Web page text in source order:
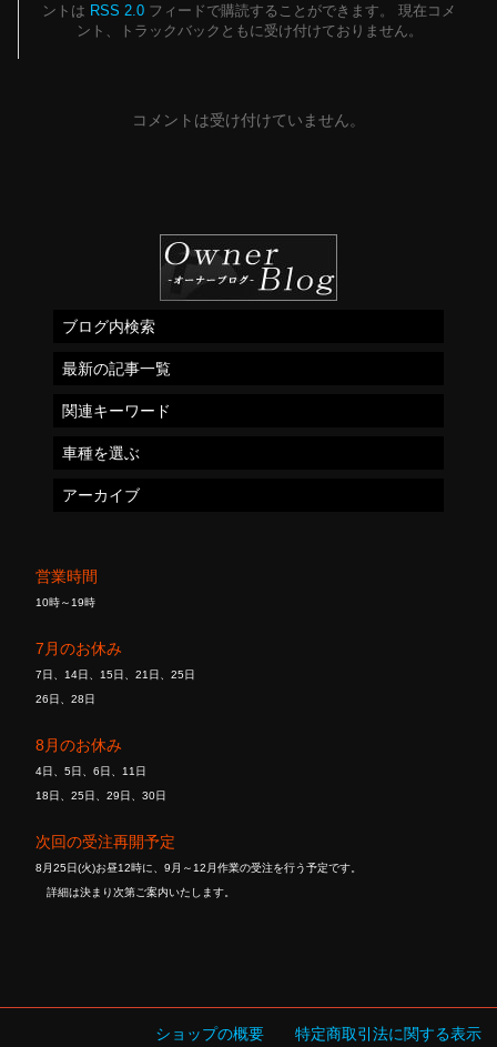
ントは RSS 2.0 フィードで購読することができます。 現在コメ
ント、トラックバックともに受け付けておりません。
コメントは受け付けていません。
営業時間
10時～19時
7月のお休み
7日、14日、15日、21日、25日
26日、28日
8月のお休み
4日、5日、6日、11日
18日、25日、29日、30日
次回の受注再開予定
8月25日(火)お昼12時に、9月～12月作業の受注を行う予定です。
詳細は決まり次第ご案内いたします。
ブログ内検索
最新の記事一覧
関連キーワード
車種を選ぶ
アーカイブ
ショップの概要 特定商取引法に関する表示